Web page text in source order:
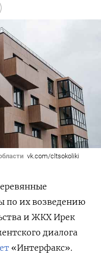
vk.com/cltsokoliki
по их возведению
и ЖКХ Ирек
диалога
«Интерфакс».